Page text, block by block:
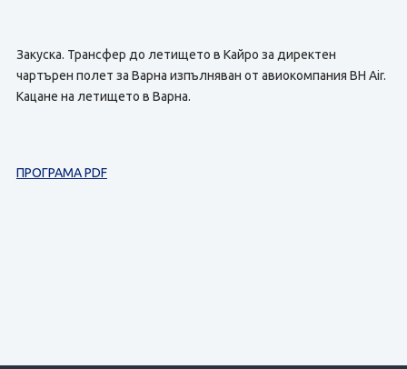
Закуска. Трансфер до летището в Кайро за директен
чартърен полет за Варна изпълняван от авиокомпания BH Air.
Кацане на летището в Варна.
ПРОГРАМА PDF